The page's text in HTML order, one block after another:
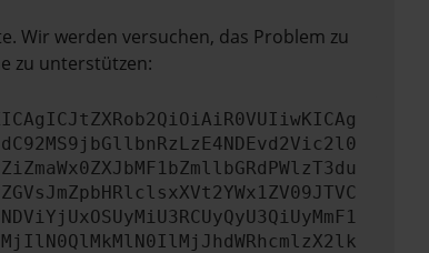
Wir werden versuchen, das Problem zu
zu unterstützen: